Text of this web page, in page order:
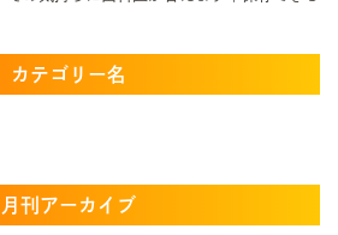
カテゴリー名
月刊アーカイブ